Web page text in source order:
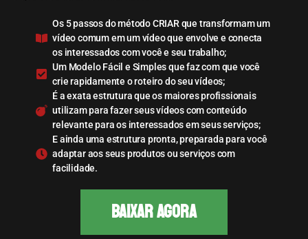
Os 5 passos do método CRIAR que transformam um
vídeo comum em um vídeo que envolve e conecta
os interessados com você e seu trabalho;
Um Modelo Fácil e Simples que faz com que você
crie rapidamente o roteiro do seu vídeos;
É a exata estrutura que os maiores profissionais
utilizam para fazer seus vídeos com conteúdo
relevante para os interessados em seus serviços;
E ainda uma estrutura pronta, preparada para você
adaptar aos seus produtos ou serviços com
facilidade.
BAIXAR AGORA